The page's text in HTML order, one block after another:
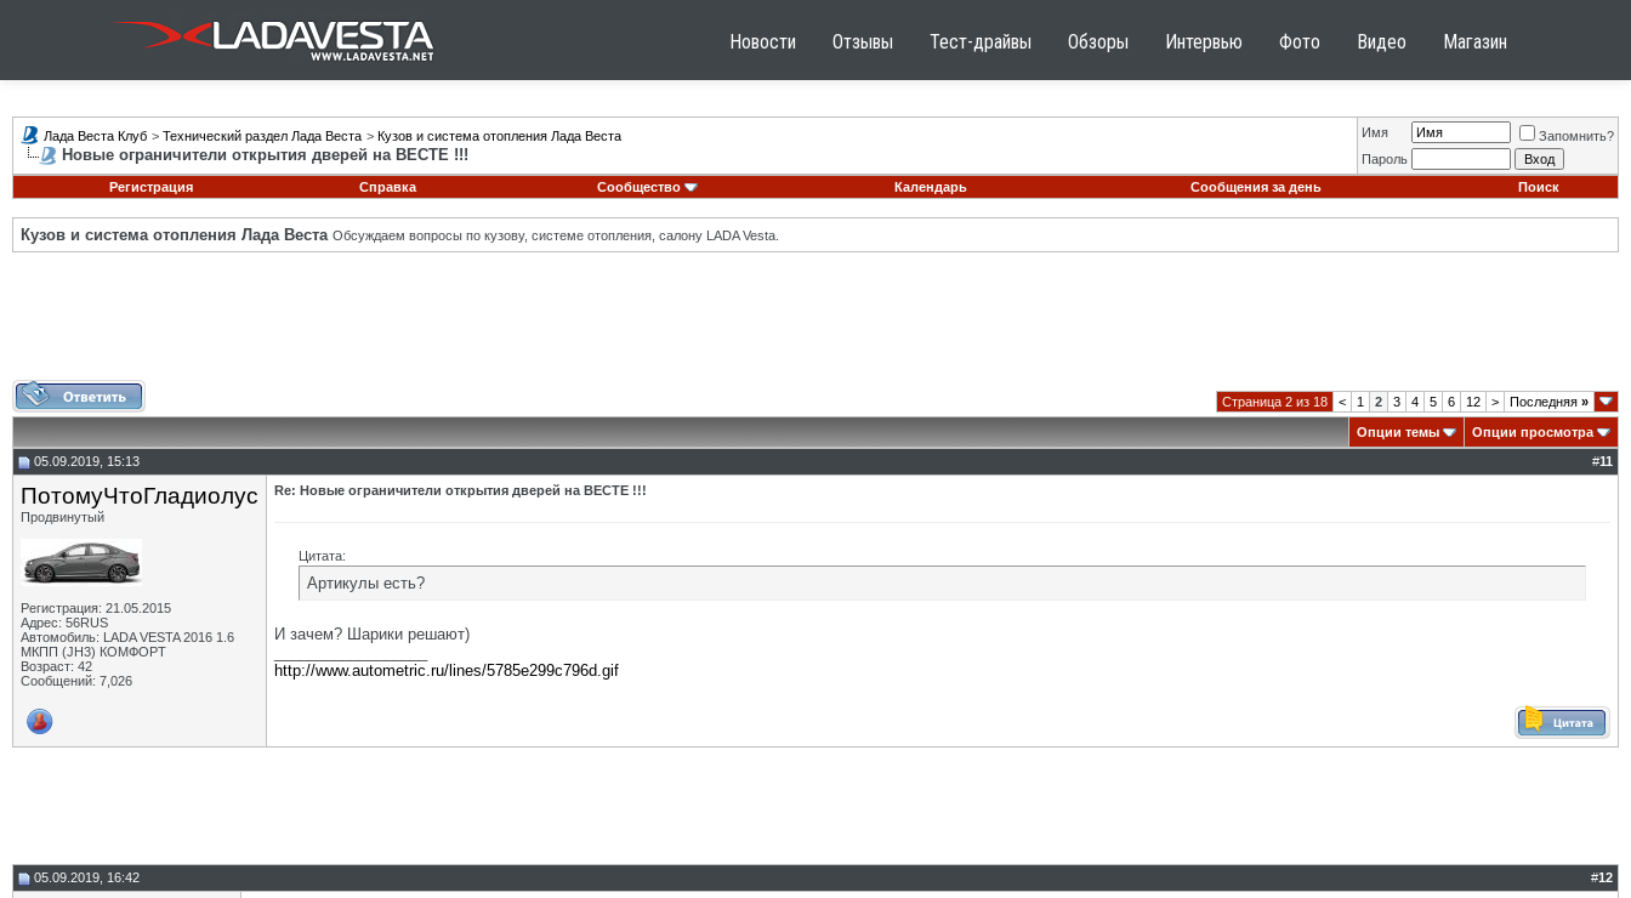
Новости Отзывы Тест-драйвы Обзоры Интервью Фото Видео Магазин
Лада Веста Клуб > Технический раздел Лада Веста > Кузов и система отопления Лада Веста
Новые ограничители открытия дверей на ВЕСТЕ !!!
Имя
Запомнить?
Пароль
Регистрация
Справка Сообщество Календарь Сообщения за день Поиск
Кузов и система отопления Лада Веста Обсуждаем вопросы по кузову, системе отопления, салону LADA Vesta.
Страница 2 из 18 < 1 2 3 4 5 6 12 > Последняя »
Опции темы
Опции просмотра
05.09.2019, 15:13
#11
ПотомуЧтоГладиолус
Продвинутый
Регистрация: 21.05.2015
Адрес: 56RUS
Автомобиль: LADA VESTA 2016 1.6
МКПП (JH3) КОМФОРТ
Возраст: 42
Сообщений: 7,026
Re: Новые ограничители открытия дверей на ВЕСТЕ !!!
Цитата:
Артикулы есть?
И зачем? Шарики решают)
http://www.autometric.ru/lines/5785e299c796d.gif
05.09.2019, 16:42 #12